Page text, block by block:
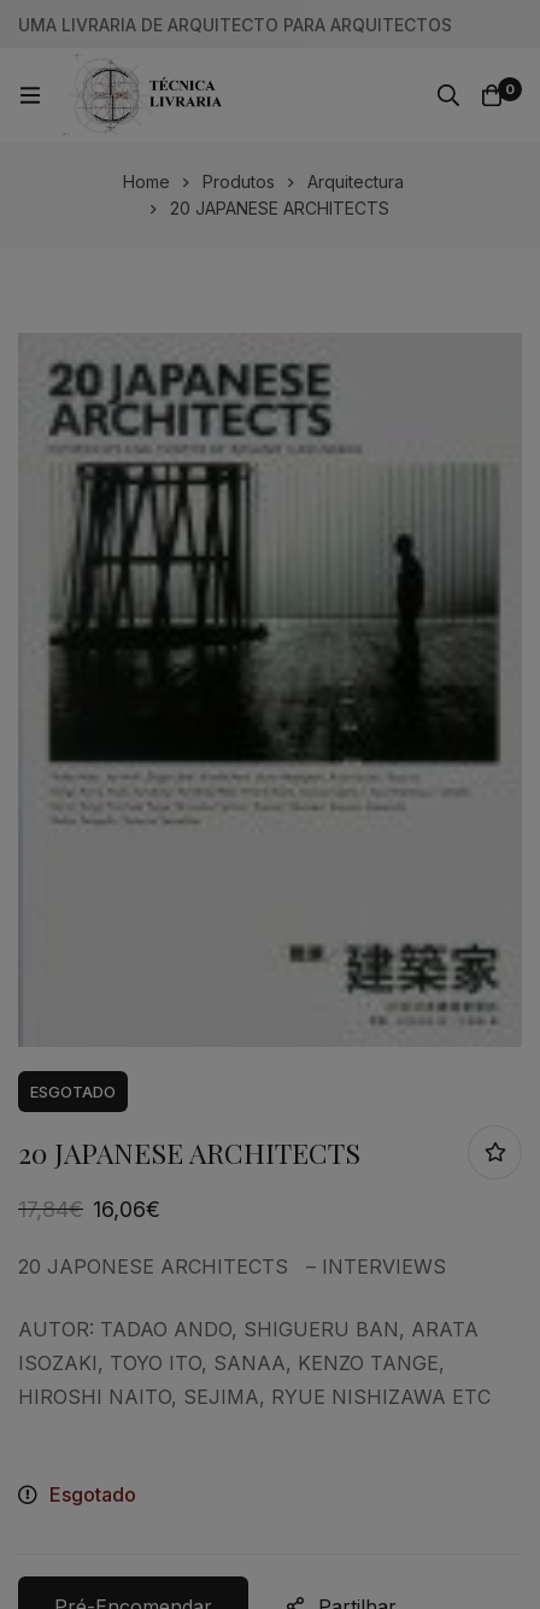
UMA LIVRARIA DE ARQUITECTO PARA ARQUITECTOS
0
Home Produtos
Arquitectura
20 JAPANESE ARCHITECTS
ESGOTADO
20 JAPANESE ARCHITECTS
17,84€ 16,06€
20 JAPONESE ARCHITECTS – INTERVIEWS
AUTOR: TADAO ANDO, SHIGUERU BAN, ARATA
ISOZAKI, TOYO ITO, SANAA, KENZO TANGE,
HIROSHI NAITO, SEJIMA, RYUE NISHIZAWA ETC
Esgotado